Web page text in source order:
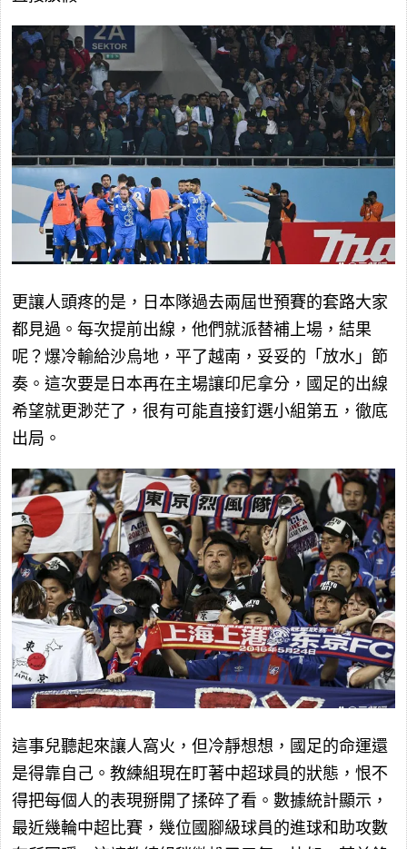
更讓人頭疼的是，日本隊過去兩屆世預賽的套路大家
都見過。每次提前出線，他們就派替補上場，結果
呢？爆冷輸給沙烏地，平了越南，妥妥的「放水」節
奏。這次要是日本再在主場讓印尼拿分，國足的出線
希望就更渺茫了，很有可能直接釘選小組第五，徹底
出局。
這事兒聽起來讓人窩火，但冷靜想想，國足的命運還
是得靠自己。教練組現在盯著中超球員的狀態，恨不
得把每個人的表現掰開了揉碎了看。數據統計顯示，
最近幾輪中超比賽，幾位國腳級球員的進球和助攻數